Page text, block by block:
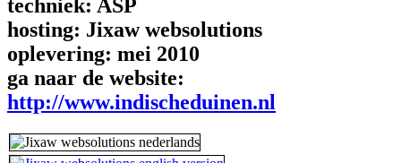
techniek: ASP
hosting: Jixaw websolutions
oplevering: mei 2010
ga naar de website:
http://www.indischeduinen.nl